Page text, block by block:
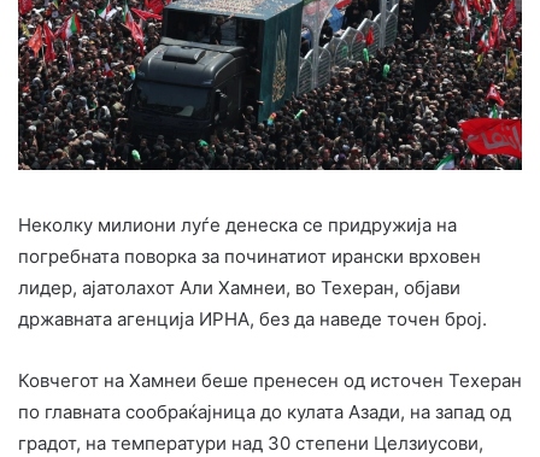
Неколку милиони луѓе денеска се придружија на
погребната поворка за починатиот ирански врховен
лидер, ајатолахот Али Хамнеи, во Техеран, објави
државната агенција ИРНА, без да наведе точен број.
Ковчегот на Хамнеи беше пренесен од источен Техеран
по главната сообраќајница до кулата Азади, на запад од
градот, на температури над 30 степени Целзиусови,